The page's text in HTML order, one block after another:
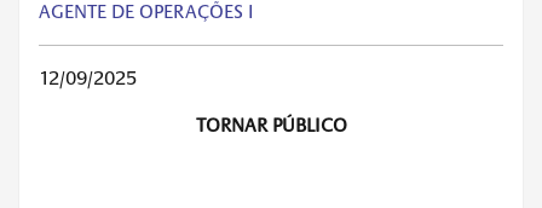
AGENTE DE OPERAÇÕES I
12/09/2025
TORNAR PÚBLICO